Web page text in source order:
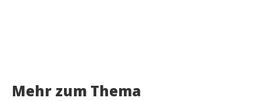
Mehr zum Thema